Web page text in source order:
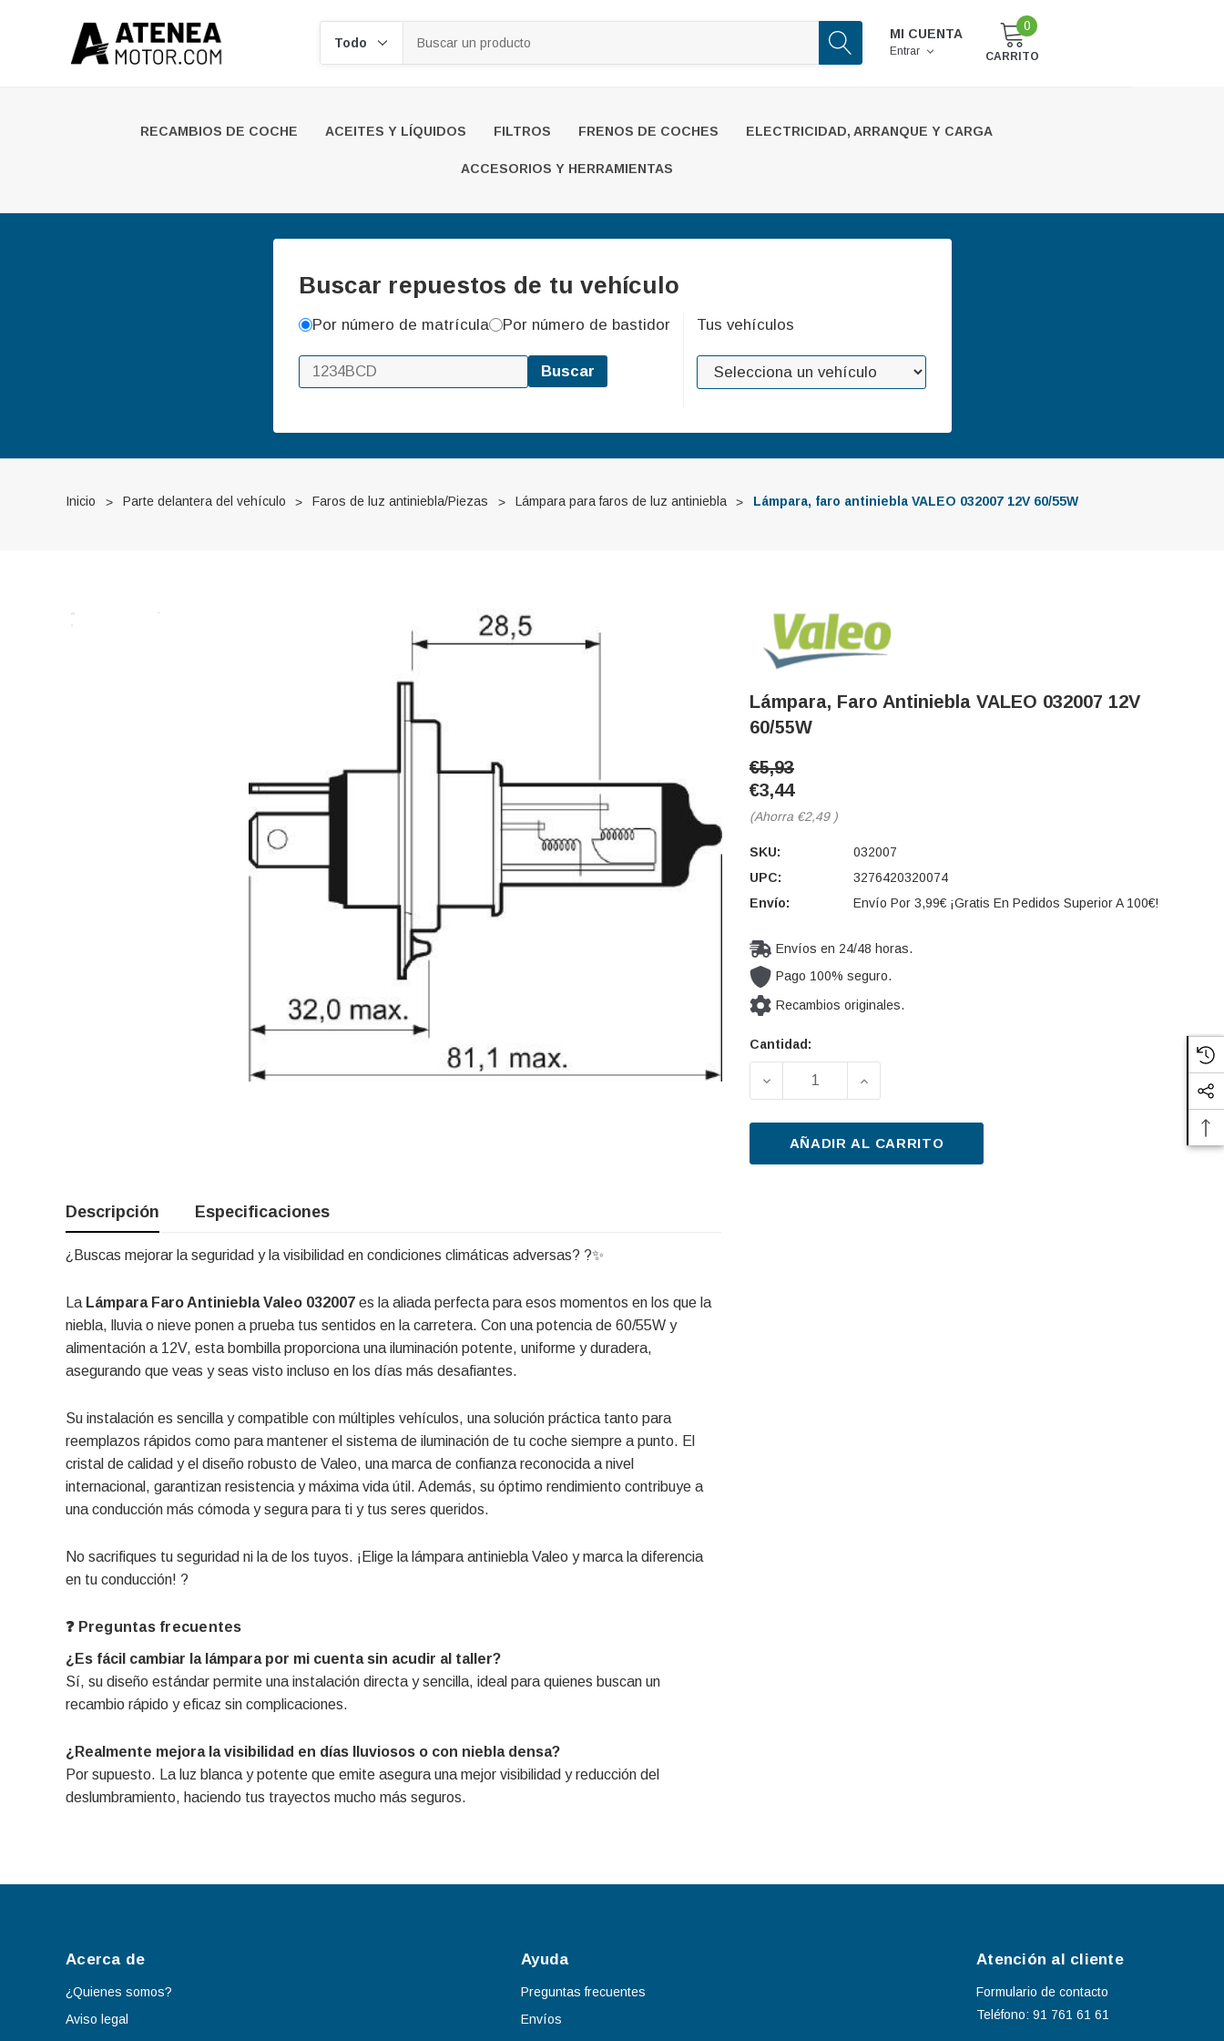
MI CUENTA
Entrar
0
CARRITO
RECAMBIOS DE COCHE ACEITES Y LÍQUIDOS FILTROS FRENOS DE COCHES ELECTRICIDAD, ARRANQUE Y CARGA
ACCESORIOS Y HERRAMIENTAS
Buscar repuestos de tu vehículo
Por número de matrícula Por número de bastidor
Buscar
Tus vehículos
Inicio Parte delantera del vehículo Faros de luz antiniebla/Piezas Lámpara para faros de luz antiniebla Lámpara, faro antiniebla VALEO 032007 12V 60/55W
Lámpara, Faro Antiniebla VALEO 032007 12V
60/55W
€5,93
€3,44
(Ahorra €2,49 )
SKU:
032007
UPC:
3276420320074
Envío:
Envío Por 3,99€ ¡Gratis En Pedidos Superior A 100€!
Envíos en 24/48 horas.
Pago 100% seguro.
Recambios originales.
Cantidad
Cantidad:
DISMINUIR LA CANTIDAD DE LÁMPARA, FARO ANTINIEBLA
AUMENTAR LA CANTIDAD DE LÁMPARA, FARO
AÑADIR AL CARRITO
Descripción Especificaciones
¿Buscas mejorar la seguridad y la visibilidad en condiciones climáticas adversas? ?✨
La Lámpara Faro Antiniebla Valeo 032007 es la aliada perfecta para esos momentos en los que la
niebla, lluvia o nieve ponen a prueba tus sentidos en la carretera. Con una potencia de 60/55W y
alimentación a 12V, esta bombilla proporciona una iluminación potente, uniforme y duradera,
asegurando que veas y seas visto incluso en los días más desafiantes.
Su instalación es sencilla y compatible con múltiples vehículos, una solución práctica tanto para
reemplazos rápidos como para mantener el sistema de iluminación de tu coche siempre a punto. El
cristal de calidad y el diseño robusto de Valeo, una marca de confianza reconocida a nivel
internacional, garantizan resistencia y máxima vida útil. Además, su óptimo rendimiento contribuye a
una conducción más cómoda y segura para ti y tus seres queridos.
No sacrifiques tu seguridad ni la de los tuyos. ¡Elige la lámpara antiniebla Valeo y marca la diferencia
en tu conducción! ?
❓ Preguntas frecuentes
¿Es fácil cambiar la lámpara por mi cuenta sin acudir al taller?
Sí, su diseño estándar permite una instalación directa y sencilla, ideal para quienes buscan un
recambio rápido y eficaz sin complicaciones.
¿Realmente mejora la visibilidad en días lluviosos o con niebla densa?
Por supuesto. La luz blanca y potente que emite asegura una mejor visibilidad y reducción del
deslumbramiento, haciendo tus trayectos mucho más seguros.
Acerca de
¿Quienes somos?
Aviso legal
Ayuda
Preguntas frecuentes
Envíos
Atención al cliente
Formulario de contacto
Teléfono: 91 761 61 61